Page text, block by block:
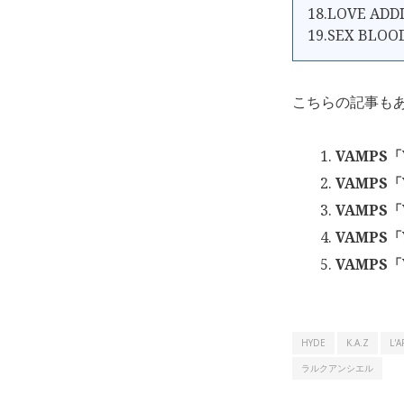
18.LOVE
19.SEX
こちらの記事も
VAMPS
VAMPS
VAMPS
VAMPS
VAMPS
HYDE K.A.Z
ラルクアンシエル